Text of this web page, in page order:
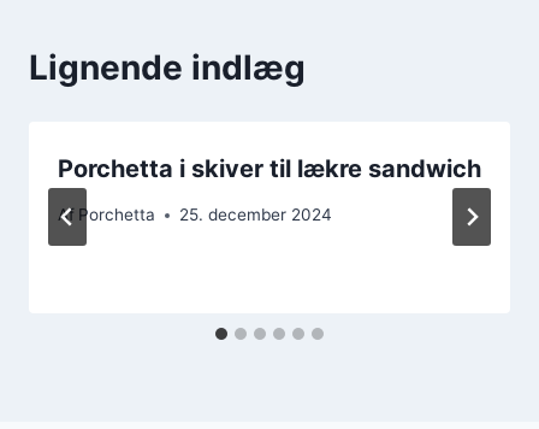
Lignende indlæg
Porchetta i skiver til lækre sandwich
Af Porchetta 25. december 2024